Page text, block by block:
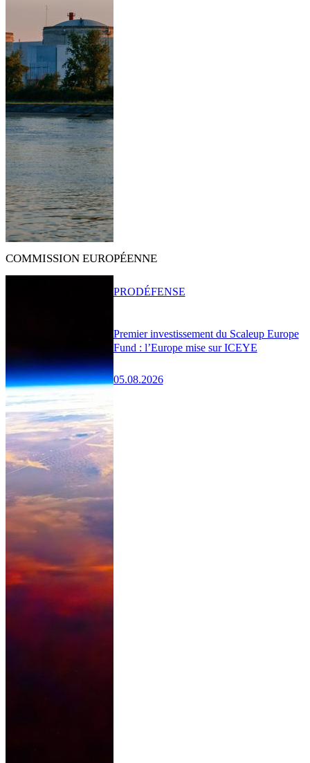
COMMISSION EUROPÉENNE
Premier investissement du Scaleup Europe
Fund : l’Europe mise sur ICEYE
05.08.2026
PRODÉFENSE